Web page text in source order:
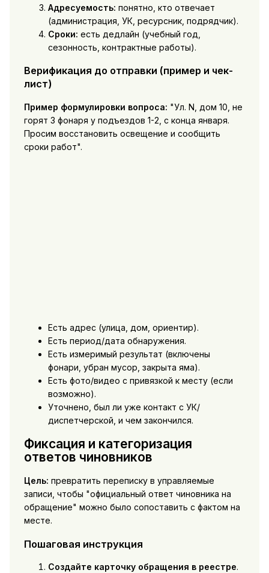
Адресуемость: понятно, кто отвечает
(администрация, УК, ресурсник, подрядчик).
Сроки: есть дедлайн (учебный год,
сезонность, контрактные работы).
Верификация до отправки (пример и чек-
лист)
Пример формулировки вопроса: "Ул. N, дом 10, не
горят 3 фонаря у подъездов 1-2, с конца января.
Просим восстановить освещение и сообщить
сроки работ".
Есть адрес (улица, дом, ориентир).
Есть период/дата обнаружения.
Есть измеримый результат (включены
фонари, убран мусор, закрыта яма).
Есть фото/видео с привязкой к месту (если
возможно).
Уточнено, был ли уже контакт с УК/
диспетчерской, и чем закончился.
Фиксация и категоризация
ответов чиновников
Цель: превратить переписку в управляемые
записи, чтобы "официальный ответ чиновника на
обращение" можно было сопоставить с фактом на
месте.
Пошаговая инструкция
Создайте карточку обращения в реестре.